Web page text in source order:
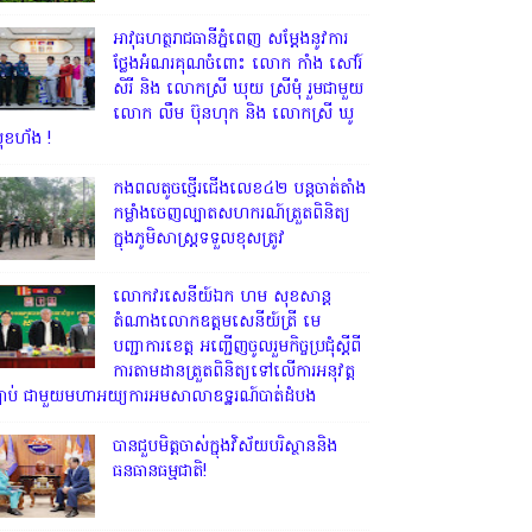
អាវុធហត្ថរាជធានីភ្នំពេញ សម្តែងនូវការ
ថ្លែងអំណរគុណចំពោះ លោក កាំង សៅរ៍
សិរី និង លោកស្រី ឃុយ ស្រីមុំ រួមជាមួយ
លោក លឹម ប៊ុនហុក និង លោកស្រី ឃូ
ហ័ង !
កងពលតូចថ្មើរជើងលេខ៤២ បន្តចាត់តាំង
កម្លាំងចេញល្បាតសហករណ៍ត្រួតពិនិត្យ
ក្នុងភូមិសាស្រ្តទទួលខុសត្រូវ
លោក​វរសេនីយ៍ឯក​ ហម​ សុខសាន្ត
តំណាង​លោកឧត្តមសេនីយ៍ត្រី មេ
បញ្ជាការ​ខេត្ត អញ្ជេីញចូលរួមកិច្ចប្រជុំស្ដីពី
ការតាមដានត្រួតពិនិត្យទៅលេីការអនុវត្ត
ាប់​ ជាមួយមហាអយ្យការអមសាលាឧទ្ឋរណ៍បាត់ដំបង
បានជួបមិត្តចាស់ក្នុងវិស័យបរិស្ថាននិង
ធនធានធម្មជាតិ!